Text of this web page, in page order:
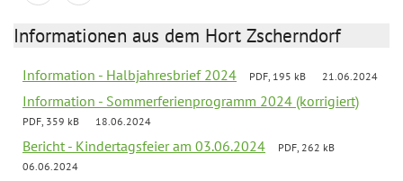
Informationen aus dem Hort Zscherndorf
Information - Halbjahresbrief 2024 PDF, 195 kB 21.06.2024
Information - Sommerferienprogramm 2024 (korrigiert)
PDF, 359 kB 18.06.2024
Bericht - Kindertagsfeier am 03.06.2024
PDF, 262 kB
06.06.2024